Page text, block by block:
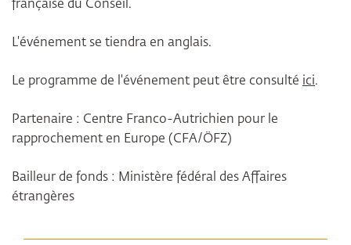
française du Conseil.
L'événement se tiendra en anglais.
Le programme de l'événement peut être consulté ici.
Partenaire : Centre Franco-Autrichien pour le
rapprochement en Europe (CFA/ÖFZ)
Bailleur de fonds : Ministère fédéral des Affaires
étrangères